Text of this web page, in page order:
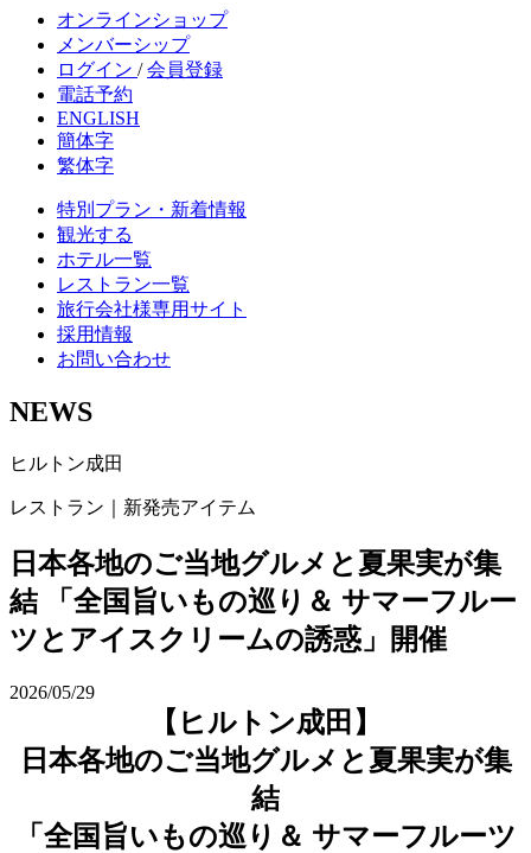
オンラインショップ
メンバーシップ
ログイン /会員登録
電話予約
ENGLISH
簡体字
繁体字
特別プラン・新着情報
観光する
ホテル一覧
レストラン一覧
旅行会社様専用サイト
採用情報
お問い合わせ
NEWS
ヒルトン成田
レストラン｜新発売アイテム
日本各地のご当地グルメと夏果実が集
結 「全国旨いもの巡り＆ サマーフルー
ツとアイスクリームの誘惑」開催
2026/05/29
【ヒルトン成田】
日本各地のご当地グルメと夏果実が集
結
「全国旨いもの巡り＆ サマーフルーツ